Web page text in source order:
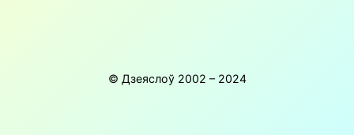
© Дзеяслоў 2002 – 2024